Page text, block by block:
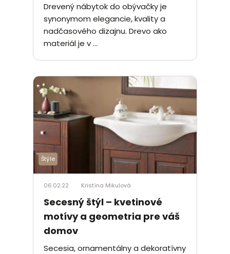
Drevený nábytok do obývačky je
synonymom elegancie, kvality a
nadčasového dizajnu. Drevo ako
materiál je v ...
Štýle
06.02.22 Kristína Mikulová
Secesný štýl – kvetinové
motívy a geometria pre váš
domov
Secesia, ornamentálny a dekoratívny